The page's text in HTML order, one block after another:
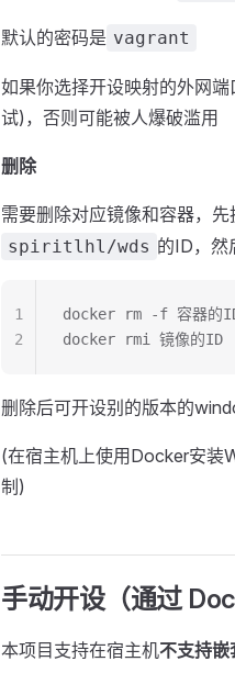
默认的密码是 vagrant
如果你选择开设映射的外网
试)，否则可能被人爆破滥用
删除
需要删除对应镜像和容器，先
spiritlhl/wds 的ID，然
docker rm -f 容器的
docker rmi 镜像的ID
1
2
删除后可开设别的版本的
(在宿主机上使用Docker安装
制)
手动开设（通过
本项目支持在宿主机不支持嵌